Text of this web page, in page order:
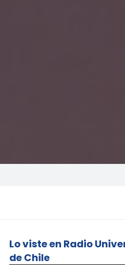
Lo viste en Radio
de Chile